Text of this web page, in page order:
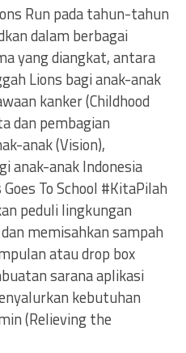
Run pada tahun-tahun
dalam berbagai
yang diangkat, antara
Lions bagi anak-anak
kanker (Childhood
dan pembagian
anak (Vision),
anak-anak Indonesia
To School #KitaPilah
peduli lingkungan
memisahkan sampah
atau drop box
sarana aplikasi
kebutuhan
(Relieving the